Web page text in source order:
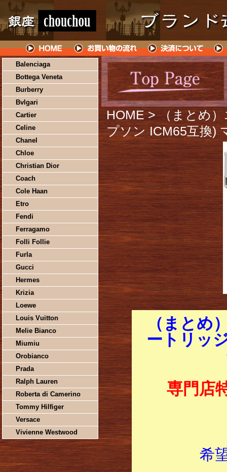
Balenciaga
Bottega Veneta
Burberry
Bvlgari
Cartier
Celine
Chanel
Chloe
Christian Dior
Coach
Cole Haan
Etro
Fendi
Ferragamo
Folli Follie
Furla
Gucci
Hermes
Krizia
Loewe
Louis Vuitton
Melie Bianco
Miumiu
Orobianco
Prada
Ralph Lauren
Roberta di Camerino
Tommy Hilfiger
Versace
Vivienne Westwood
HOME > （まとめ
プソン ICM65互換)
（まとめ
ートリッ
専門店
希